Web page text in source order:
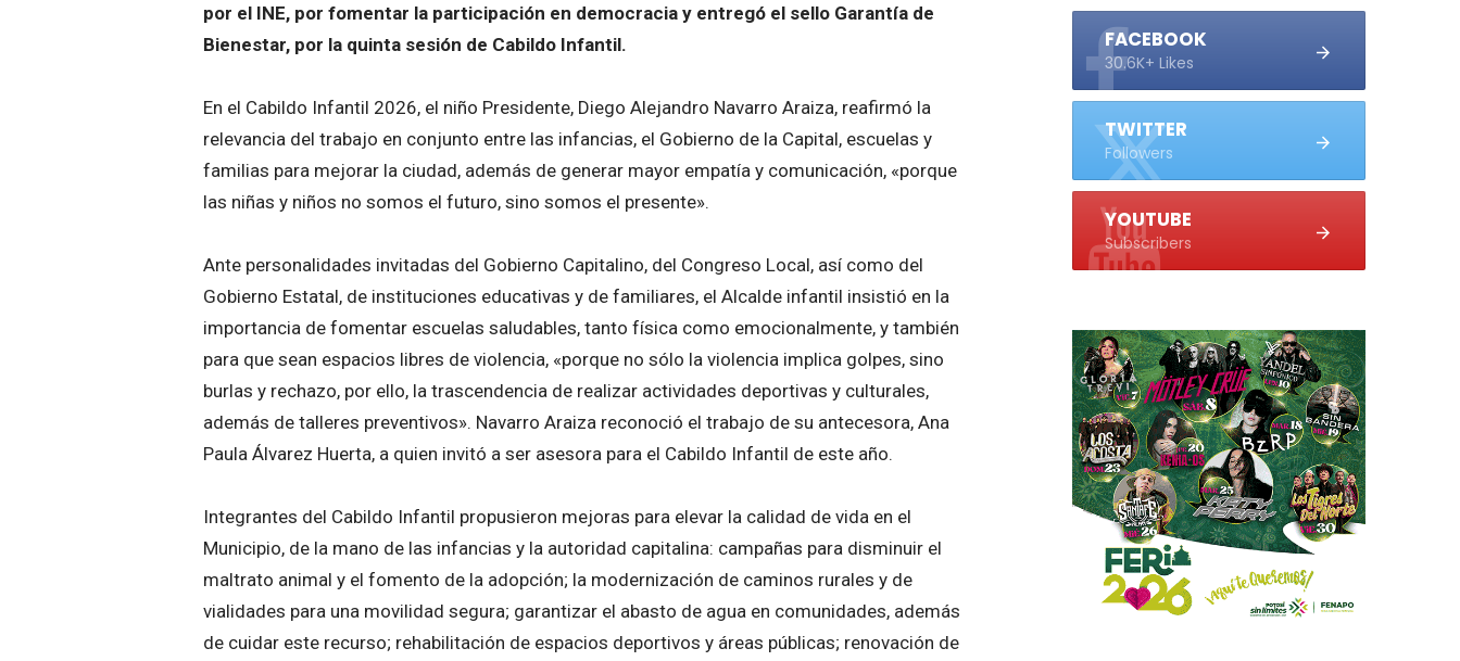
por el INE, por fomentar la participación en democracia y entregó el sello Garantía de
Bienestar, por la quinta sesión de Cabildo Infantil.
En el Cabildo Infantil 2026, el niño Presidente, Diego Alejandro Navarro Araiza, reafirmó la
relevancia del trabajo en conjunto entre las infancias, el Gobierno de la Capital, escuelas y
familias para mejorar la ciudad, además de generar mayor empatía y comunicación, «porque
las niñas y niños no somos el futuro, sino somos el presente».
Ante personalidades invitadas del Gobierno Capitalino, del Congreso Local, así como del
Gobierno Estatal, de instituciones educativas y de familiares, el Alcalde infantil insistió en la
importancia de fomentar escuelas saludables, tanto física como emocionalmente, y también
para que sean espacios libres de violencia, «porque no sólo la violencia implica golpes, sino
burlas y rechazo, por ello, la trascendencia de realizar actividades deportivas y culturales,
además de talleres preventivos». Navarro Araiza reconoció el trabajo de su antecesora, Ana
Paula Álvarez Huerta, a quien invitó a ser asesora para el Cabildo Infantil de este año.
Integrantes del Cabildo Infantil propusieron mejoras para elevar la calidad de vida en el
Municipio, de la mano de las infancias y la autoridad capitalina: campañas para disminuir el
maltrato animal y el fomento de la adopción; la modernización de caminos rurales y de
vialidades para una movilidad segura; garantizar el abasto de agua en comunidades, además
de cuidar este recurso; rehabilitación de espacios deportivos y áreas públicas; renovación de
FACEBOOK
30.6K+ Likes
TWITTER
Followers
YOUTUBE
Subscribers